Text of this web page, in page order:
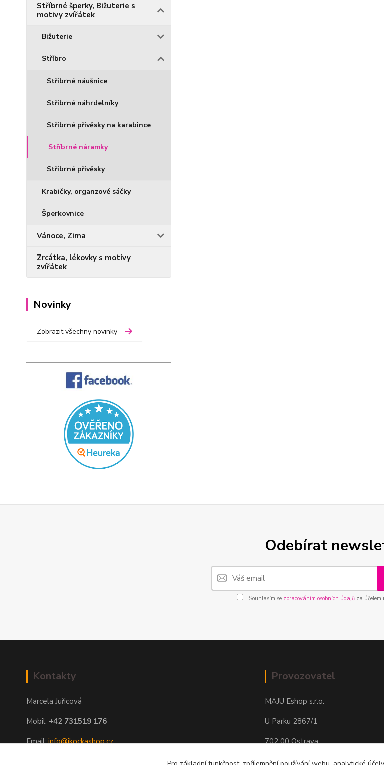
Stříbrné šperky, Bižuterie s
motivy zvířátek
Bižuterie
Stříbro
Stříbrné náušnice
Stříbrné náhrdelníky
Stříbrné přívěsky na karabince
Stříbrné náramky
Stříbrné přívěsky
Krabičky, organzové sáčky
Šperkovnice
Vánoce, Zima
Zrcátka, lékovky s motivy
zvířátek
Novinky
Zobrazit všechny novinky
Odebírat
Souhlasím se zpracováním osobních údajůza účelem
Kontakty
Marcela Juřicová
Mobil: +42 731519 176
Email:info@ikockashop.cz
Provozovatel
MAJU Eshop s.r.o.
U Parku 2867/1
702 00 Ostrava
IČ: 09674799